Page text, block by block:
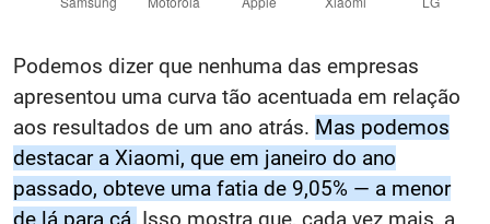
Podemos dizer que nenhuma das empresas
apresentou uma curva tão acentuada em relação
aos resultados de um ano atrás. Mas podemos
destacar a Xiaomi, que em janeiro do ano
passado, obteve uma fatia de 9,05% — a menor